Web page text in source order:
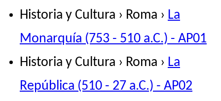
Historia y Cultura › Roma › La
Monarquía (753 - 510 a.C.) - AP01
Historia y Cultura › Roma › La
República (510 - 27 a.C.) - AP02